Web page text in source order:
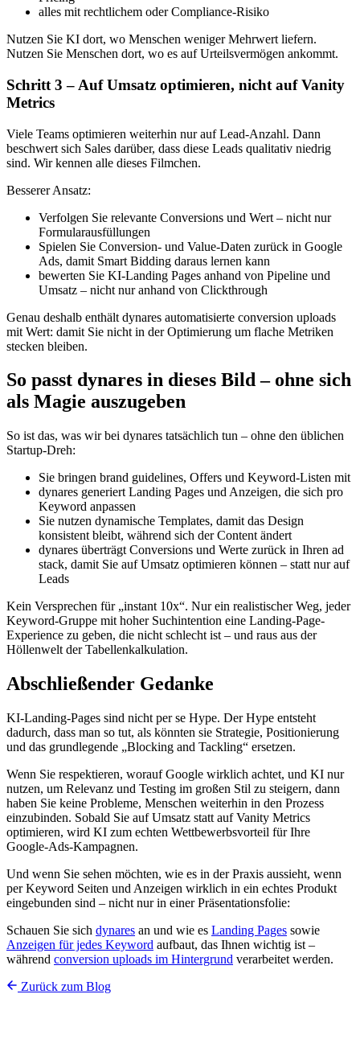
alles mit rechtlichem oder Compliance-Risiko
Nutzen Sie KI dort, wo Menschen weniger Mehrwert liefern.
Nutzen Sie Menschen dort, wo es auf Urteilsvermögen ankommt.
Schritt 3 – Auf Umsatz optimieren, nicht auf Vanity
Metrics
Viele Teams optimieren weiterhin nur auf Lead-Anzahl. Dann
beschwert sich Sales darüber, dass diese Leads qualitativ niedrig
sind. Wir kennen alle dieses Filmchen.
Besserer Ansatz:
Verfolgen Sie relevante Conversions und Wert – nicht nur
Formularausfüllungen
Spielen Sie Conversion- und Value-Daten zurück in Google
Ads, damit Smart Bidding daraus lernen kann
bewerten Sie KI-Landing Pages anhand von Pipeline und
Umsatz – nicht nur anhand von Clickthrough
Genau deshalb enthält dynares automatisierte conversion uploads
mit Wert: damit Sie nicht in der Optimierung um flache Metriken
stecken bleiben.
So passt dynares in dieses Bild – ohne sich
als Magie auszugeben
So ist das, was wir bei dynares tatsächlich tun – ohne den üblichen
Startup-Dreh:
Sie bringen brand guidelines, Offers und Keyword-Listen mit
dynares generiert Landing Pages und Anzeigen, die sich pro
Keyword anpassen
Sie nutzen dynamische Templates, damit das Design
konsistent bleibt, während sich der Content ändert
dynares überträgt Conversions und Werte zurück in Ihren ad
stack, damit Sie auf Umsatz optimieren können – statt nur auf
Leads
Kein Versprechen für „instant 10x“. Nur ein realistischer Weg, jeder
Keyword-Gruppe mit hoher Suchintention eine Landing-Page-
Experience zu geben, die nicht schlecht ist – und raus aus der
Höllenwelt der Tabellenkalkulation.
Abschließender Gedanke
KI-Landing-Pages sind nicht per se Hype. Der Hype entsteht
dadurch, dass man so tut, als könnten sie Strategie, Positionierung
und das grundlegende „Blocking and Tackling“ ersetzen.
Wenn Sie respektieren, worauf Google wirklich achtet, und KI nur
nutzen, um Relevanz und Testing im großen Stil zu steigern, dann
haben Sie keine Probleme, Menschen weiterhin in den Prozess
einzubinden. Sobald Sie auf Umsatz statt auf Vanity Metrics
optimieren, wird KI zum echten Wettbewerbsvorteil für Ihre
Google-Ads-Kampagnen.
Und wenn Sie sehen möchten, wie es in der Praxis aussieht, wenn
per Keyword Seiten und Anzeigen wirklich in ein echtes Produkt
eingebunden sind – nicht nur in einer Präsentationsfolie:
Schauen Sie sich dynares an und wie es Landing Pages sowie
Anzeigen für jedes Keyword aufbaut, das Ihnen wichtig ist –
während conversion uploads im Hintergrund verarbeitet werden.
Zurück zum Blog